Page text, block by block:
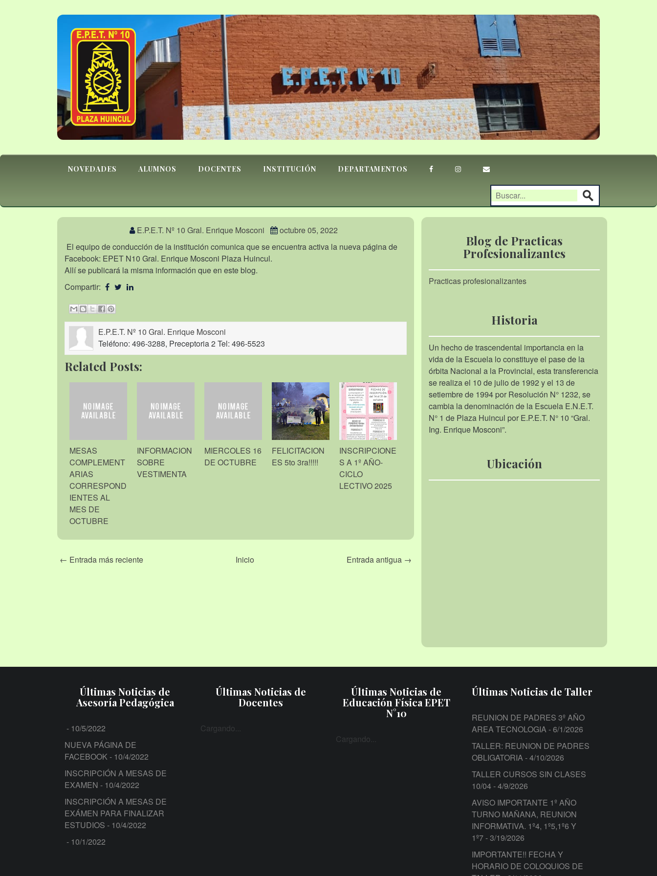
NOVEDADES ALUMNOS DOCENTES INSTITUCIÓN DEPARTAMENTOS
E.P.E.T. Nº 10 Gral. Enrique Mosconi
octubre 05, 2022
El equipo de conducción de la institución comunica que se encuentra activa la nueva página de
Facebook: EPET N10 Gral. Enrique Mosconi Plaza Huincul.
Allí se publicará la misma información que en este blog.
Compartir:
E.P.E.T. Nº 10 Gral. Enrique Mosconi
Teléfono: 496-3288, Preceptoria 2 Tel: 496-5523
Related Posts:
MESAS
COMPLEMENT
ARIAS
CORRESPOND
IENTES AL
MES DE
OCTUBRE
INFORMACION
SOBRE
VESTIMENTA
MIERCOLES 16
DE OCTUBRE
FELICITACION
ES 5to 3ra!!!!!
INSCRIPCIONE
S A 1º AÑO-
CICLO
LECTIVO 2025
← Entrada más reciente Entrada antigua →
Inicio
Blog de Practicas
Profesionalizantes
Practicas profesionalizantes
Historia
Un hecho de trascendental importancia en la
vida de la Escuela lo constituye el pase de la
órbita Nacional a la Provincial, esta transferencia
se realiza el 10 de julio de 1992 y el 13 de
setiembre de 1994 por Resolución N° 1232, se
cambia la denominación de la Escuela E.N.E.T.
N° 1 de Plaza Huincul por E.P.E.T. N° 10 “Gral.
Ing. Enrique Mosconi”.
Ubicación
Últimas Noticias de
Asesoría Pedagógica
- 10/5/2022
NUEVA PÁGINA DE
FACEBOOK - 10/4/2022
INSCRIPCIÓN A MESAS DE
EXAMEN - 10/4/2022
INSCRIPCIÓN A MESAS DE
EXÁMEN PARA FINALIZAR
ESTUDIOS - 10/4/2022
- 10/1/2022
Últimas Noticias de
Docentes
Cargando...
Últimas Noticias de
Educación Física EPET
N°10
Cargando...
Últimas Noticias de Taller
REUNION DE PADRES 3º AÑO
AREA TECNOLOGIA- 6/1/2026
TALLER: REUNION DE PADRES
OBLIGATORIA- 4/10/2026
TALLER CURSOS SIN CLASES
10/04- 4/9/2026
AVISO IMPORTANTE 1º AÑO
TURNO MAÑANA, REUNION
INFORMATIVA. 1º4, 1º5,1º6 Y
1º7- 3/19/2026
IMPORTANTE!! FECHA Y
HORARIO DE COLOQUIOS DE